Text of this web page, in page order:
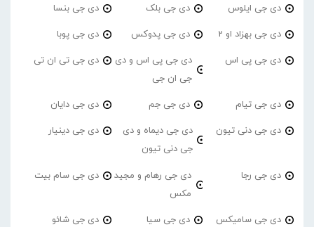
دی جی ایلوس دی جی بلک دی جی بنسا
دی جی بهزاد او 2 دی جی پدوکس دی جی پوبا
دی جی پی اس
دی جی پی اس و دی
جی ان جی
دی جی تی ان تی
دی جی تیام دی جی جم دی جی دایان
دی جی دنی تیون
دی جی دیماه و دی
جی دنی تیون
دی جی دینیار
دی جی رجا
دی جی رهام و مجید
مکس
دی جی سام بیت
دی جی سامیکس دی جی سیا دی جی شائو